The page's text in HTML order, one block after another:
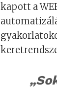
kapott a